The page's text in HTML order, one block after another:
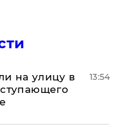
на улицу в
13:54